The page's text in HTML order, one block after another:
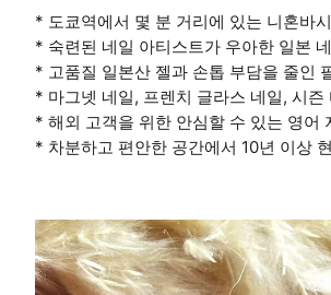
* 도쿄역에서 몇 분 거리에 있는 니혼바
* 숙련된 네일 아티스트가 우아한 일본
* 고품질 일본산 젤과 손톱 부담을 줄인
* 마그넷 네일, 프렌치 글라스 네일, 시
* 해외 고객을 위한 안심할 수 있는 영어
* 차분하고 편안한 공간에서 10년 이상